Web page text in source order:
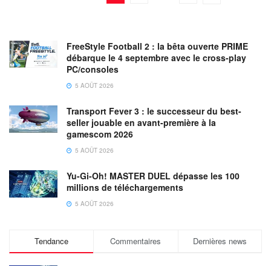
FreeStyle Football 2 : la bêta ouverte PRIME
débarque le 4 septembre avec le cross-play
PC/consoles
5 AOÛT 2026
Transport Fever 3 : le successeur du best-
seller jouable en avant-première à la
gamescom 2026
5 AOÛT 2026
Yu-Gi-Oh! MASTER DUEL dépasse les 100
millions de téléchargements
5 AOÛT 2026
Tendance Commentaires Dernières news